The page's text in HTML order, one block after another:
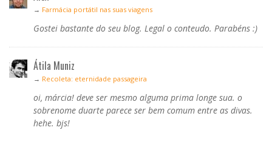
→ Farmácia portátil nas suas viagens
Gostei bastante do seu blog. Legal o conteudo. Parabéns :)
Átila Muniz
→ Recoleta: eternidade passageira
oi, márcia! deve ser mesmo alguma prima longe sua. o
sobrenome duarte parece ser bem comum entre as divas.
hehe. bjs!